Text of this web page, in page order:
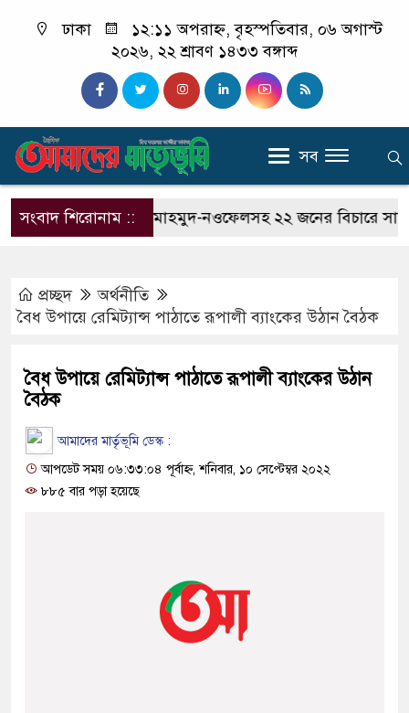
ঢাকা
১২:১১ অপরাহ্ন, বৃহস্পতিবার, ০৬ অগাস্ট
২০২৬, ২২ শ্রাবণ ১৪৩৩ বঙ্গাব্দ
সব
সংবাদ শিরোনাম ::
হাছান মাহমুদ-নওফেলসহ ২২ জনের বিচারে সাক্ষ্য
প্রচ্ছদ
অর্থনীতি
বৈধ উপায়ে রেমিট্যান্স পাঠাতে রূপালী ব্যাংকের উঠান বৈঠক
বৈধ উপায়ে রেমিট্যান্স পাঠাতে রূপালী ব্যাংকের উঠান
বৈঠক
আমাদের মার্তৃভূমি ডেস্ক :
আপডেট সময় ০৬:৩৩:০৪ পূর্বাহ্ন, শনিবার, ১০ সেপ্টেম্বর ২০২২
৮৮৫ বার পড়া হয়েছে